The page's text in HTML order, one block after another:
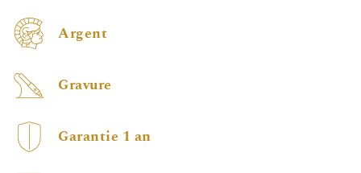
Argent
Gravure
Garantie 1 an